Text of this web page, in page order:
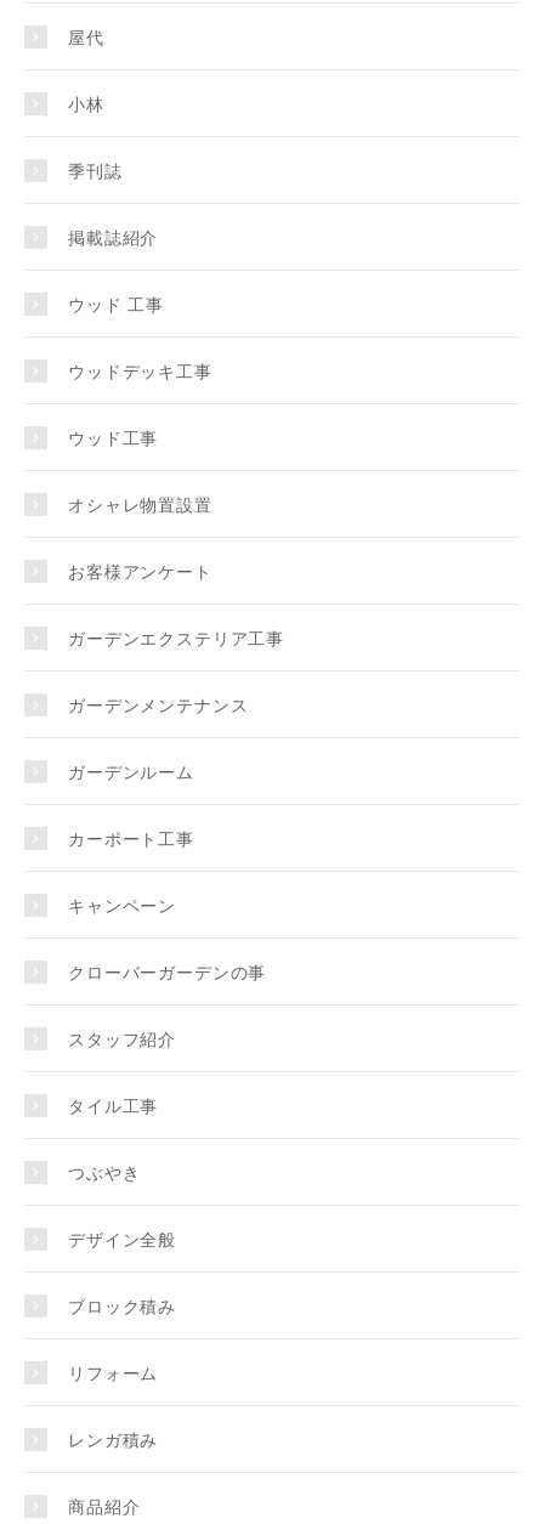
屋代
小林
季刊誌
掲載誌紹介
ウッド 工事
ウッドデッキ工事
ウッド工事
オシャレ物置設置
お客様アンケート
ガーデンエクステリア工事
ガーデンメンテナンス
ガーデンルーム
カーポート工事
キャンペーン
クローバーガーデンの事
スタッフ紹介
タイル工事
つぶやき
デザイン全般
ブロック積み
リフォーム
レンガ積み
商品紹介